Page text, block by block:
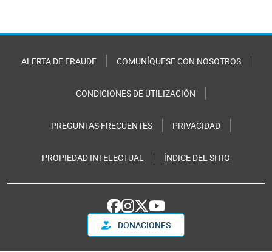
ALERTA DE FRAUDE COMUNÍQUESE CON NOSOTROS
CONDICIONES DE UTILIZACIÓN
PREGUNTAS FRECUENTES PRIVACIDAD
PROPIEDAD INTELECTUAL ÍNDICE DEL SITIO
DONACIONES